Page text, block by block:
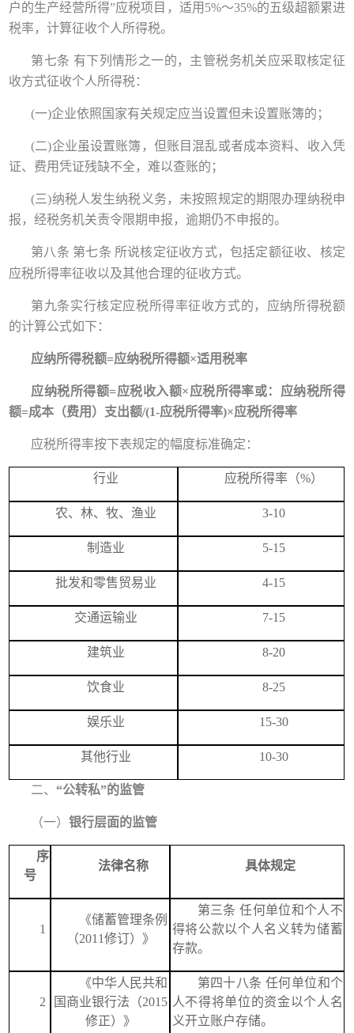
户的生产经营所得”应税项目，适用5%～35%的五级超额累进
税率，计算征收个人所得税。
第七条 有下列情形之一的，主管税务机关应采取核定征
收方式征收个人所得税：
(一)企业依照国家有关规定应当设置但未设置账簿的；
(二)企业虽设置账簿，但账目混乱或者成本资料、收入凭
证、费用凭证残缺不全，难以查账的；
(三)纳税人发生纳税义务，未按照规定的期限办理纳税申
报，经税务机关责令限期申报，逾期仍不申报的。
第八条 第七条 所说核定征收方式，包括定额征收、核定
应税所得率征收以及其他合理的征收方式。
第九条实行核定应税所得率征收方式的，应纳所得税额
的计算公式如下：
应纳所得税额=应纳税所得额×适用税率
应纳税所得额=应税收入额×应税所得率或：应纳税所得
额=成本（费用）支出额/(1-应税所得率)×应税所得率
应税所得率按下表规定的幅度标准确定：
行业 应税所得率（%）
农、林、牧、渔业 3-10
制造业 5-15
批发和零售贸易业 4-15
交通运输业 7-15
建筑业 8-20
饮食业 8-25
娱乐业 15-30
其他行业 10-30
二、 “公转私”的监管
（一）银行层面的监管
序
号
法律名称 具体规定
1
《储蓄管理条例
（2011修订）》
第三条 任何单位和个人不
得将公款以个人名义转为储蓄
存款。
2
《中华人民共和
国商业银行法（2015
修正） 》
第四十八条 任何单位和个
人不得将单位的资金以个人名
义开立账户存储。